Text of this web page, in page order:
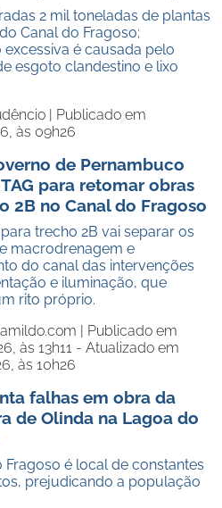
2 mil toneladas de plantas
Canal do Fragoso;
é causada pelo
esgoto clandestino e lixo
| Publicado em
às 09h26
de Pernambuco
para retomar obras
2B no Canal do Fragoso
trecho 2B vai separar os
macrodrenagem e
do canal das intervenções
e iluminação, que
rito próprio.
| Publicado em
às 13h11 - Atualizado em
às 10h26
falhas em obra da
de Olinda na Lagoa do
Fragoso é local de constantes
prejudicando a população